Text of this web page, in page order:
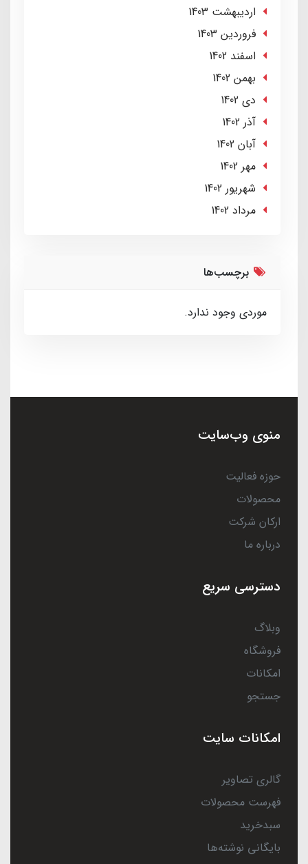
ارديبهشت 1403
فروردین 1403
اسفند 1402
بهمن 1402
دی 1402
آذر 1402
آبان 1402
مهر 1402
شهریور 1402
مرداد 1402
برچسب‌ها
موردی وجود ندارد.
منوی وب‌سایت
حوزه فعالیت
محصولات
ارکان شرکت
درباره ما
دسترسی سریع
وبلاگ
فروشگاه
امکانات
جستجو
امکانات سایت
گالری تصاویر
فهرست محصولات
سبدخرید
بایگانی نوشته‌ها